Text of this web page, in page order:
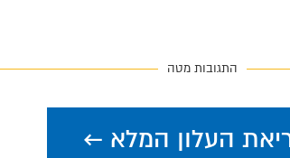
התגובות מטה
העלון המלא ←